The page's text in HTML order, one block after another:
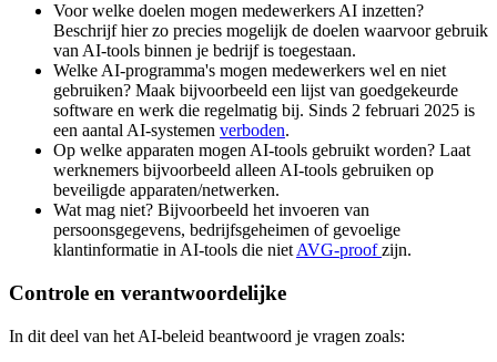
Voor welke doelen mogen medewerkers AI inzetten?
Beschrijf hier zo precies mogelijk de doelen waarvoor gebruik
van AI-tools binnen je bedrijf is toegestaan.
Welke AI-programma's mogen medewerkers wel en niet
gebruiken? Maak bijvoorbeeld een lijst van goedgekeurde
software en werk die regelmatig bij. Sinds 2 februari 2025 is
een aantal AI-systemen verboden.
Op welke apparaten mogen AI-tools gebruikt worden? Laat
werknemers bijvoorbeeld alleen AI-tools gebruiken op
beveiligde apparaten/netwerken.
Wat mag niet? Bijvoorbeeld het invoeren van
persoonsgegevens, bedrijfsgeheimen of gevoelige
klantinformatie in AI-tools die niet AVG-proofzijn.
Controle en verantwoordelijke
In dit deel van het AI-beleid beantwoord je vragen zoals: